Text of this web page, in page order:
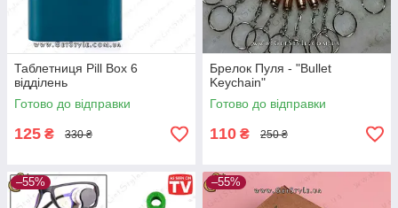
Таблетниця Pill Box 6
відділень
Готово до відправки
125 ₴ 330 ₴
Брелок Пуля - "Bullet
Keychain"
Готово до відправки
110 ₴ 250 ₴
–55% –55%